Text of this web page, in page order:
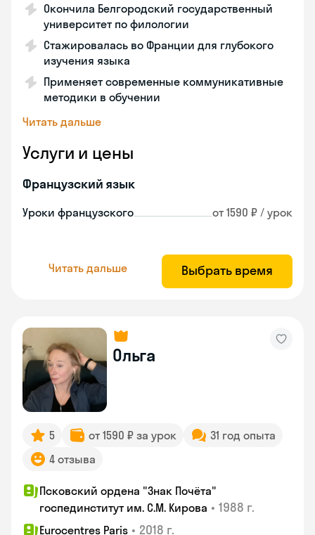
Окончила Белгородский государственный
университет по филологии
Стажировалась во Франции для глубокого
изучения языка
Применяет современные коммуникативные
методики в обучении
Читать дальше
Услуги и цены
Французский язык
Уроки французского от 1590 ₽ / урок
Читать дальше Выбрать время
Ольга
5 от 1590 ₽ за урок
31 год опыта
4 отзыва
Псковский ордена "Знак Почёта"
госпединститут им. С.М. Кирова • 1988 г.
Eurocentres Paris • 2018 г.